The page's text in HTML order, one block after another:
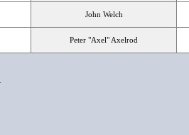
John Welch
Peter "Axel" Axelrod